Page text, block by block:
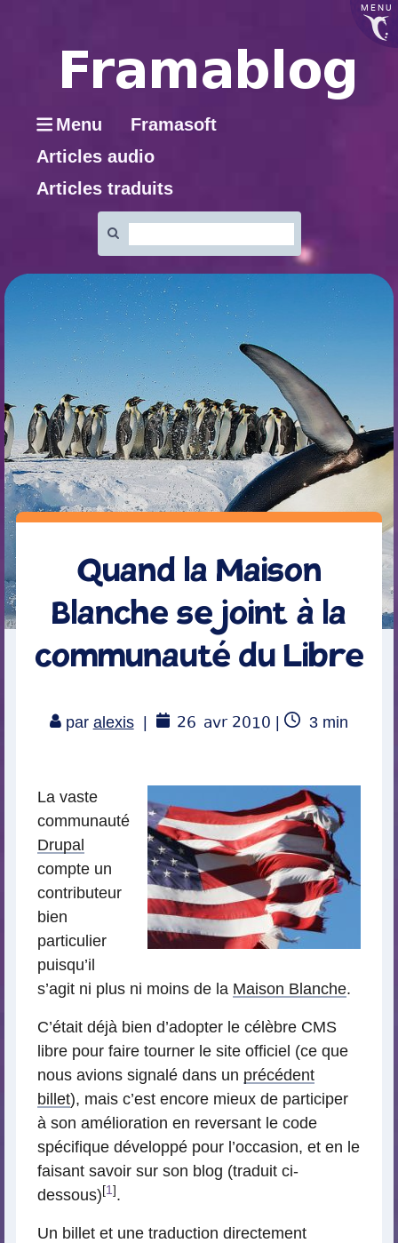
MENU
Menu
Framasoft
Articles audio
Articles traduits
:
Quand la Maison
Blanche se joint à la
communauté du Libre
par alexis 26 avr 2010 |
Temps
3 min
La vaste
communauté
Drupal
compte un
contributeur
bien
particulier
puisqu’il
s’agit ni plus ni moins de la Maison Blanche.
C’était déjà bien d’adopter le célèbre CMS
libre pour faire tourner le site officiel (ce que
nous avions signalé dans un précédent
billet), mais c’est encore mieux de participer
à son amélioration en reversant le code
spécifique développé pour l’occasion, et en le
faisant savoir sur son blog (traduit ci-
dessous) [1] .
Un billet et une traduction directement